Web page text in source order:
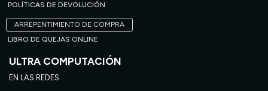
POLÍTICAS DE DEVOLUCIÓN
ARREPENTIMIENTO DE COMPRA
LIBRO DE QUEJAS ONLINE
ULTRA COMPUTACIÓN
EN LAS REDES